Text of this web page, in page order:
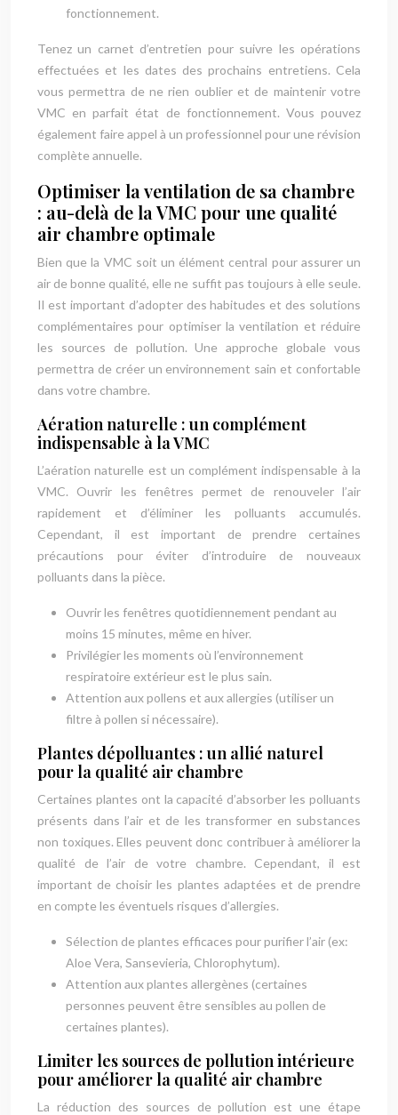
fonctionnement.
Tenez un carnet d’entretien pour suivre les opérations
effectuées et les dates des prochains entretiens. Cela
vous permettra de ne rien oublier et de maintenir votre
VMC en parfait état de fonctionnement. Vous pouvez
également faire appel à un professionnel pour une révision
complète annuelle.
Optimiser la ventilation de sa chambre
: au-delà de la VMC pour une qualité
air chambre optimale
Bien que la VMC soit un élément central pour assurer un
air de bonne qualité, elle ne suffit pas toujours à elle seule.
Il est important d’adopter des habitudes et des solutions
complémentaires pour optimiser la ventilation et réduire
les sources de pollution. Une approche globale vous
permettra de créer un environnement sain et confortable
dans votre chambre.
Aération naturelle : un complément
indispensable à la VMC
L’aération naturelle est un complément indispensable à la
VMC. Ouvrir les fenêtres permet de renouveler l’air
rapidement et d’éliminer les polluants accumulés.
Cependant, il est important de prendre certaines
précautions pour éviter d’introduire de nouveaux
polluants dans la pièce.
Ouvrir les fenêtres quotidiennement pendant au
moins 15 minutes, même en hiver.
Privilégier les moments où l’environnement
respiratoire extérieur est le plus sain.
Attention aux pollens et aux allergies (utiliser un
filtre à pollen si nécessaire).
Plantes dépolluantes : un allié naturel
pour la qualité air chambre
Certaines plantes ont la capacité d’absorber les polluants
présents dans l’air et de les transformer en substances
non toxiques. Elles peuvent donc contribuer à améliorer la
qualité de l’air de votre chambre. Cependant, il est
important de choisir les plantes adaptées et de prendre
en compte les éventuels risques d’allergies.
Sélection de plantes efficaces pour purifier l’air (ex:
Aloe Vera, Sansevieria, Chlorophytum).
Attention aux plantes allergènes (certaines
personnes peuvent être sensibles au pollen de
certaines plantes).
Limiter les sources de pollution intérieure
pour améliorer la qualité air chambre
La réduction des sources de pollution est une étape